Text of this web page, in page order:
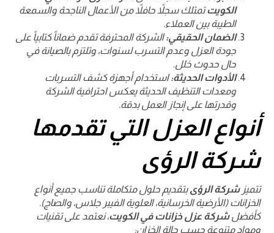
الكويتتمتلك سجلاً حافلاً من الأعمال الناجحة والسمعة
الطيبة بين العملاء.
الضمان الحقيقي:الشركة المحترفة تقدم ضماناً كتابياً على
جودة العزل وعدم التسرب لسنوات، وتلتزم بالصيانة في
حال حدوث خلل.
الأدوات الحديثة:استخدام أجهزة كشف التسربات
ومعدات التنظيف الحديثة يعكس احترافية الشركة
وقدرتها على إنجاز العمل بدقة.
أنواع العزل التي تقدمها
شركة الرؤى
تتميزشركة الرؤىبتقديم حلول متكاملة تناسب جميع أنواع
الخزانات (الأرضية الخرسانية، العلوية الفيبر جلاس، والصاج).
كأفضلشركة عزل خزانات في الكويت، نعتمد على تقنيات
ومواد متنوعة حسب حالة الخزان: